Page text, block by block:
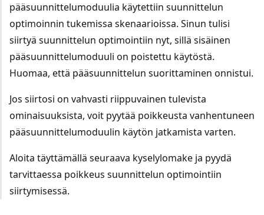
pääsuunnittelumoduulia käytettiin suunnittelun
optimoinnin tukemissa skenaarioissa. Sinun tulisi
siirtyä suunnittelun optimointiin nyt, sillä sisäinen
pääsuunnittelumoduuli on poistettu käytöstä.
Huomaa, että pääsuunnittelun suorittaminen onnistui.
Jos siirtosi on vahvasti riippuvainen tulevista
ominaisuuksista, voit pyytää poikkeusta vanhentuneen
pääsuunnittelumoduulin käytön jatkamista varten.
Aloita täyttämällä seuraava kyselylomake ja pyydä
tarvittaessa poikkeus suunnittelun optimointiin
siirtymisessä.